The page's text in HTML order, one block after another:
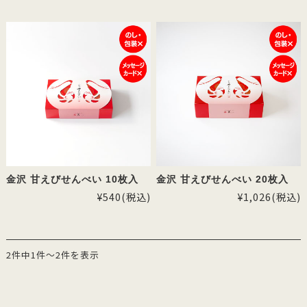
金沢 甘えびせんべい 10枚入
¥540(税込)
金沢 甘えびせんべい 20枚入
¥1,026(税込)
2件中1件～2件を表示